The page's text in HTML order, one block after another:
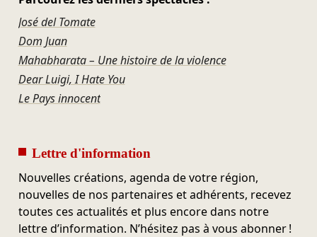
José del Tomate
Dom Juan
Mahabharata – Une histoire de la violence
Dear Luigi, I Hate You
Le Pays innocent
Lettre d'information
Nouvelles créations, agenda de votre région,
nouvelles de nos partenaires et adhérents, recevez
toutes ces actualités et plus encore dans notre
lettre d’information. N’hésitez pas à vous abonner !